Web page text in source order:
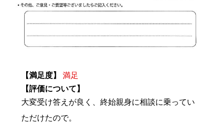
【満足度】
満足
【評価について】
大変受け答えが良く、終始親身に相談に乗ってい
ただけたので。